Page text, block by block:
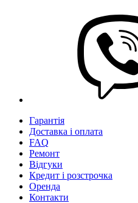
Гарантія
Доставка і оплата
FAQ
Ремонт
Відгуки
Кредит і розстрочка
Оренда
Контакти